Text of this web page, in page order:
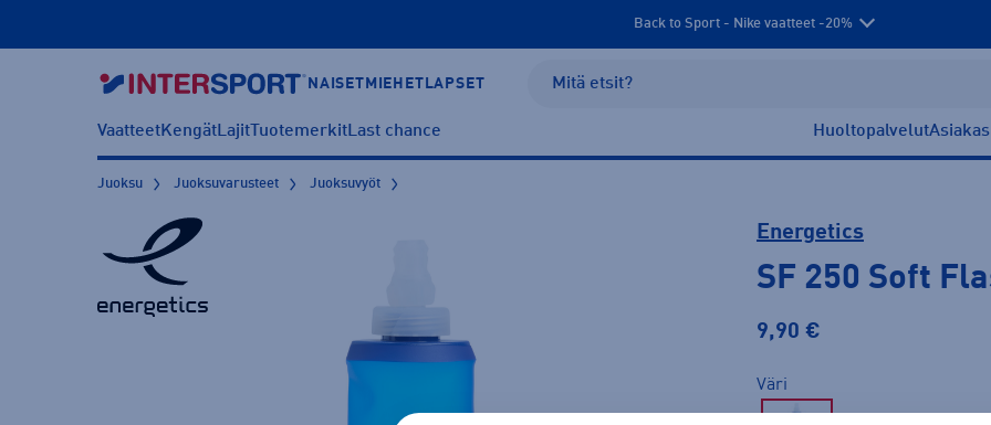
Back to Sport - Nike vaatteet -20%
NAISET MIEHET LAPSET
VaatteetKengätLajitTuotemerkitLast chance Huoltopalvelut
Juoksu Juoksuvarusteet Juoksuvyöt
Energetics
SF 250 Soft
9,90 €
Väri